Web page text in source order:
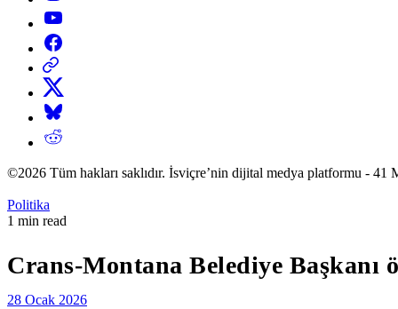
YouTube
Facebook
Threads
X
Bluesky
Reddit
©2026 Tüm hakları saklıdır. İsviçre’nin dijital medya platformu -
Posted
in
Politika
Estimated
1 min read
Crans-Montana Belediye Başkanı
28 Ocak 2026